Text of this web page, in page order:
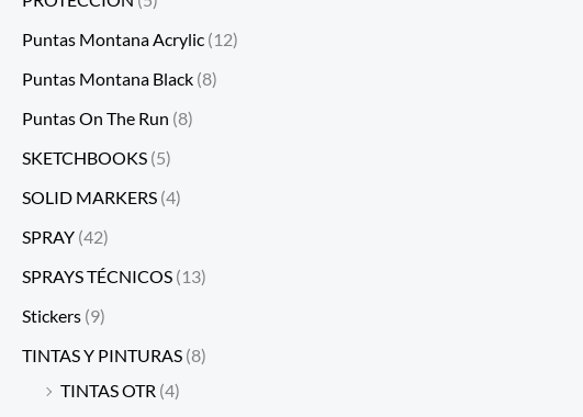
Puntas Montana Acrylic (12)
Puntas Montana Black (8)
Puntas On The Run (8)
SKETCHBOOKS (5)
SOLID MARKERS (4)
SPRAY (42)
SPRAYS TÉCNICOS (13)
Stickers (9)
TINTAS Y PINTURAS (8)
TINTAS OTR (4)